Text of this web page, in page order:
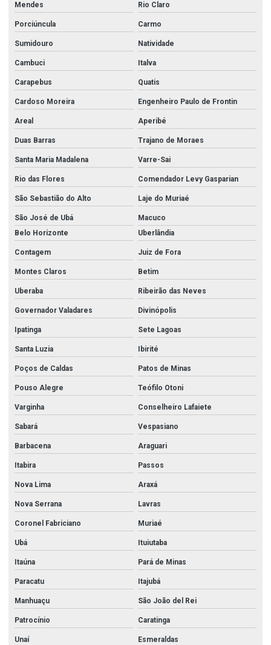
Mendes Rio Claro
Porciúncula Carmo
Sumidouro Natividade
Cambuci Italva
Carapebus Quatis
Cardoso Moreira Engenheiro Paulo de Frontin
Areal Aperibé
Duas Barras Trajano de Moraes
Santa Maria Madalena Varre-Sai
Rio das Flores Comendador Levy Gasparian
São Sebastião do Alto Laje do Muriaé
São José de Ubá
Macuco
Belo Horizonte
Uberlândia
Contagem Juiz de Fora
Montes Claros Betim
Uberaba Ribeirão das Neves
Governador Valadares Divinópolis
Ipatinga Sete Lagoas
Santa Luzia Ibirité
Poços de Caldas Patos de Minas
Pouso Alegre Teófilo Otoni
Varginha Conselheiro Lafaiete
Sabará Vespasiano
Barbacena Araguari
Itabira Passos
Nova Lima Araxá
Nova Serrana Lavras
Coronel Fabriciano Muriaé
Ubá Ituiutaba
Itaúna Pará de Minas
Paracatu Itajubá
Manhuaçu São João del Rei
Patrocínio Caratinga
Unaí Esmeraldas